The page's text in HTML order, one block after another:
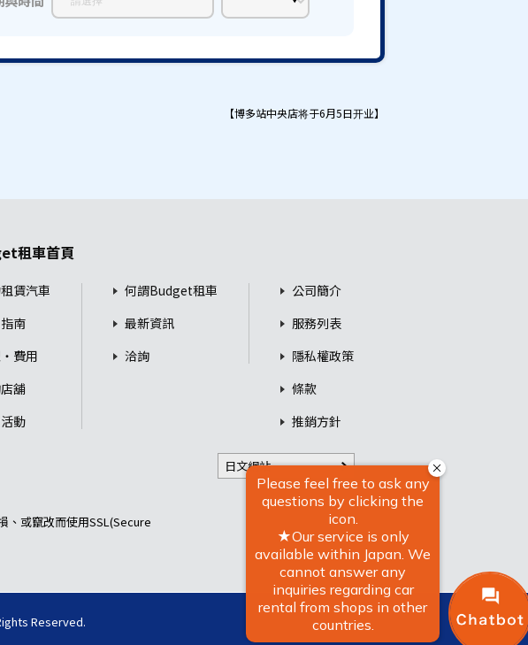
【博多站中央店将于6月5日开业】
租車首頁
賃汽車
南
費用
舖
動
何謂Budget租車
最新資訊
洽詢
公司簡介
服務列表
隱私權政策
條款
推銷方針
日文網站
、或竄改而使用SSL(Secure
Reserved.